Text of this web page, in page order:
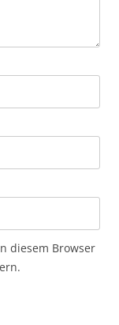
diesem Browser